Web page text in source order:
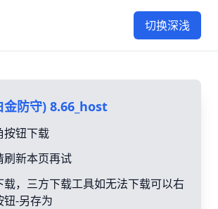
切换深浅
金防守) 8.66_host
按钮下载
刷新本页再试
，三方下载工具如无法下载可以右
钮-另存为